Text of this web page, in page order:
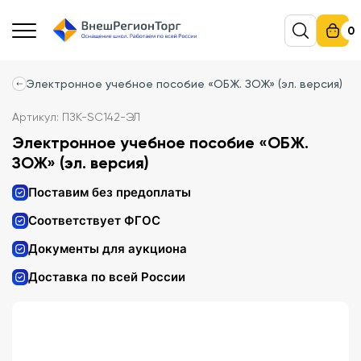
0
Электронное учебное пособие «ОБЖ. ЗОЖ» (эл. версия)
Артикул: ПЗК-SC142-ЭЛ
Электронное учебное пособие «ОБЖ.
ЗОЖ» (эл. версия)
Поставим без предоплаты
Соответствует ФГОС
Документы для аукциона
Доставка по всей России